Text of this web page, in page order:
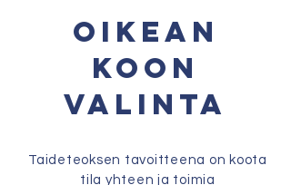
oikean
koon
valinta
Taideteoksen tavoitteena on koota
tila yhteen ja toimia